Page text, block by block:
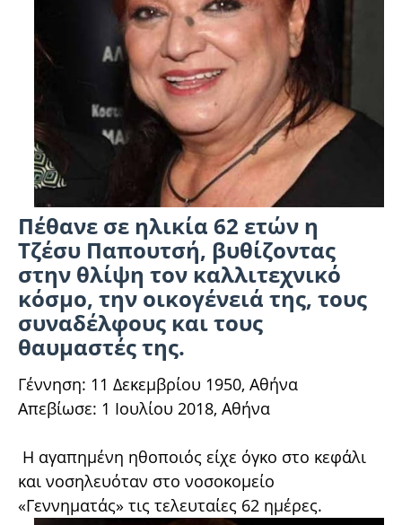
Πέθανε σε ηλικία 62 ετών η
Τζέσυ Παπουτσή, βυθίζοντας
στην θλίψη τον καλλιτεχνικό
κόσμο, την οικογένειά της, τους
συναδέλφους και τους
θαυμαστές της.
Γέννηση: 11 Δεκεμβρίου 1950, Αθήνα
Απεβίωσε: 1 Ιουλίου 2018, Αθήνα
Η αγαπημένη ηθοποιός είχε όγκο στο κεφάλι
και νοσηλευόταν στο νοσοκομείο
«Γεννηματάς» τις τελευταίες 62 ημέρες.